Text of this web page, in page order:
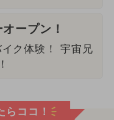
ープン！
ク体験！ 宇宙兄
らココ！